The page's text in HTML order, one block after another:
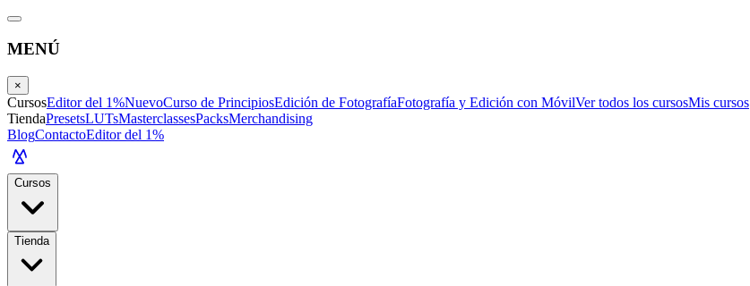
MENÚ
×
CursosEditor del 1%NuevoCurso de PrincipiosEdición de FotografíaFotografía y Edición con MóvilVer todos los cursosMis cursos
TiendaPresetsLUTsMasterclassesPacksMerchandising
BlogContactoEditor del 1%
Cursos
Tienda